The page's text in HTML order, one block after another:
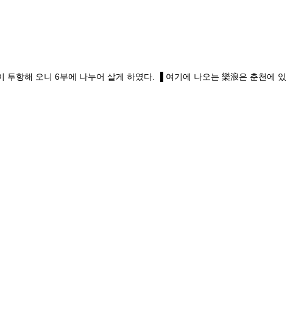
항해 오니 6부에 나누어 살게 하였다. ▐ 여기에 나오는 樂浪은 춘천에 있